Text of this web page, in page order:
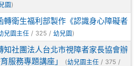
園 )
轉衛生福利部製作《認識身心障礙者
兒園主任 / 325 / 幼兒園 )
知社團法人台北市視障者家長協會辦
服務專題講座」
(幼兒園主任 / 375 /